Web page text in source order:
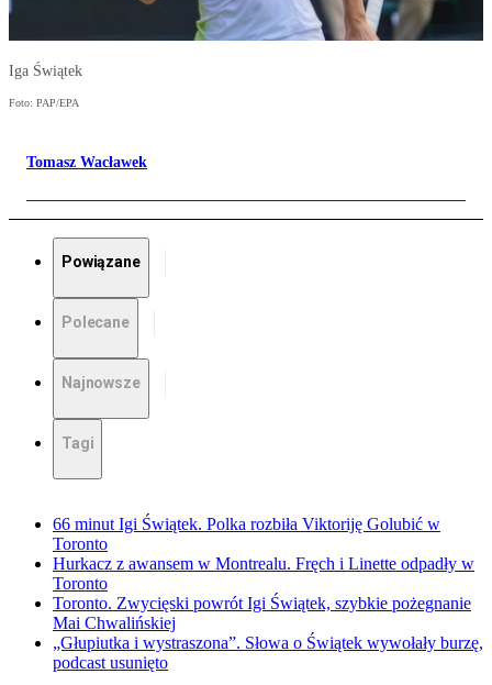
Iga Świątek
Foto: PAP/EPA
Tomasz Wacławek
Powiązane
Polecane
Najnowsze
Tagi
66 minut Igi Świątek. Polka rozbiła Viktoriję Golubić w
Toronto
Hurkacz z awansem w Montrealu. Fręch i Linette odpadły w
Toronto
Toronto. Zwycięski powrót Igi Świątek, szybkie pożegnanie
Mai Chwalińskiej
„Głupiutka i wystraszona”. Słowa o Świątek wywołały burzę,
podcast usunięto